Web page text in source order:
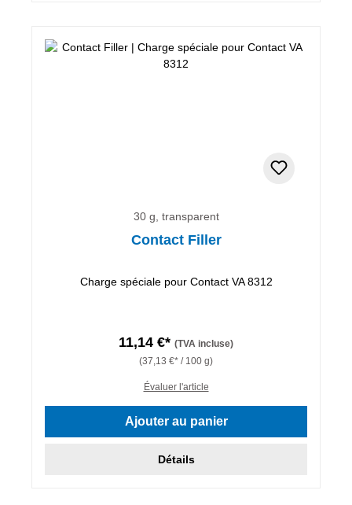
30 g, transparent
Contact Filler
Charge spéciale pour Contact VA 8312
11,14 €* (TVA incluse)
(37,13 €* / 100 g)
Évaluer l'article
Ajouter au panier
Détails